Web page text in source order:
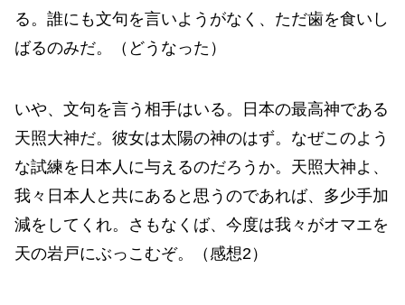
る。誰にも文句を言いようがなく、ただ歯を食いし
ばるのみだ。（どうなった）
いや、文句を言う相手はいる。日本の最高神である
天照大神だ。彼女は太陽の神のはず。なぜこのよう
な試練を日本人に与えるのだろうか。天照大神よ、
我々日本人と共にあると思うのであれば、多少手加
減をしてくれ。さもなくば、今度は我々がオマエを
天の岩戸にぶっこむぞ。（感想2）